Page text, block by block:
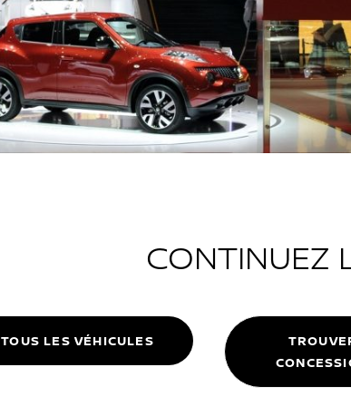
CONTINUEZ
TOUS LES VÉHICULES